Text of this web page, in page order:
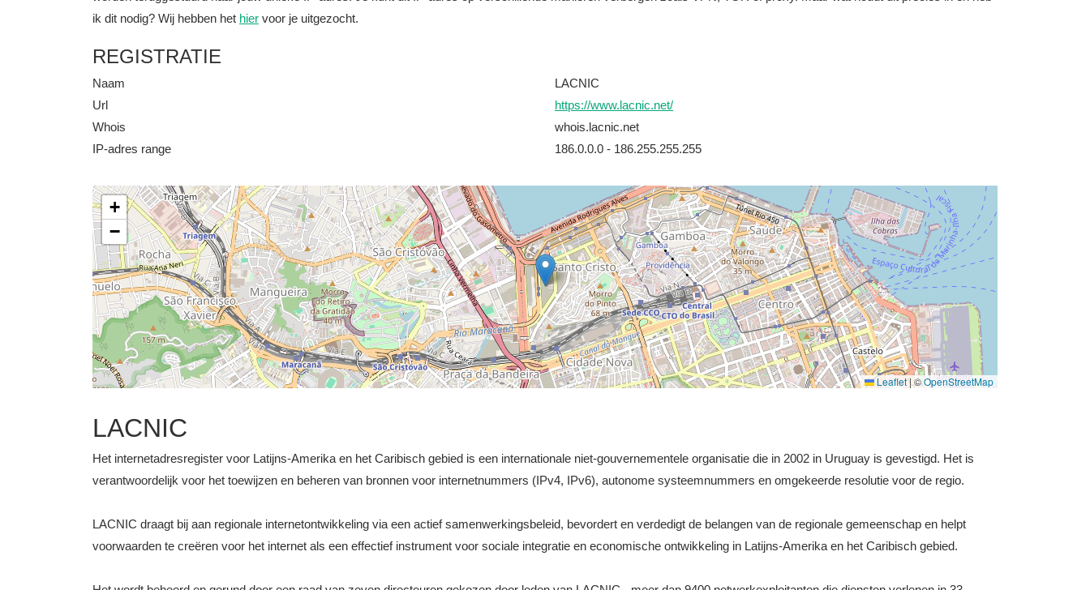
ik dit nodig? Wij hebben het hier voor je uitgezocht.
REGISTRATIE
Naam
LACNIC
Url
https://www.lacnic.net/
Whois
whois.lacnic.net
IP-adres range
186.0.0.0 - 186.255.255.255
+
−
Leaflet|©OpenStreetMap
LACNIC
Het internetadresregister voor Latijns-Amerika en het Caribisch gebied is een internationale niet-gouvernementele organisatie die in 2002 in Uruguay is gevestigd. Het is
verantwoordelijk voor het toewijzen en beheren van bronnen voor internetnummers (IPv4, IPv6), autonome systeemnummers en omgekeerde resolutie voor de regio.
LACNIC draagt bij aan regionale internetontwikkeling via een actief samenwerkingsbeleid, bevordert en verdedigt de belangen van de regionale gemeenschap en helpt
voorwaarden te creëren voor het internet als een effectief instrument voor sociale integratie en economische ontwikkeling in Latijns-Amerika en het Caribisch gebied.